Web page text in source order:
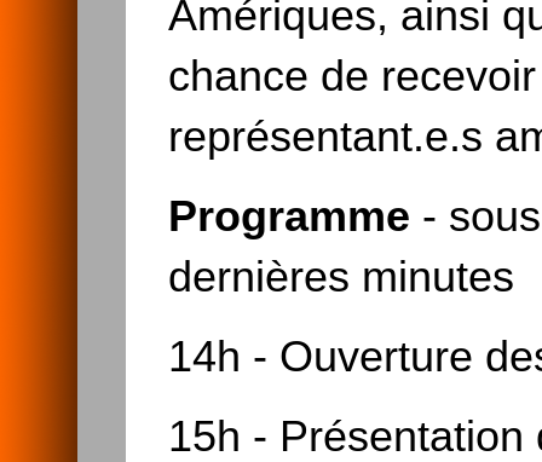
Amériques, ainsi
chance de
représentant.e.s
Programme -
dernières minutes
14h - Ouverture
15h -